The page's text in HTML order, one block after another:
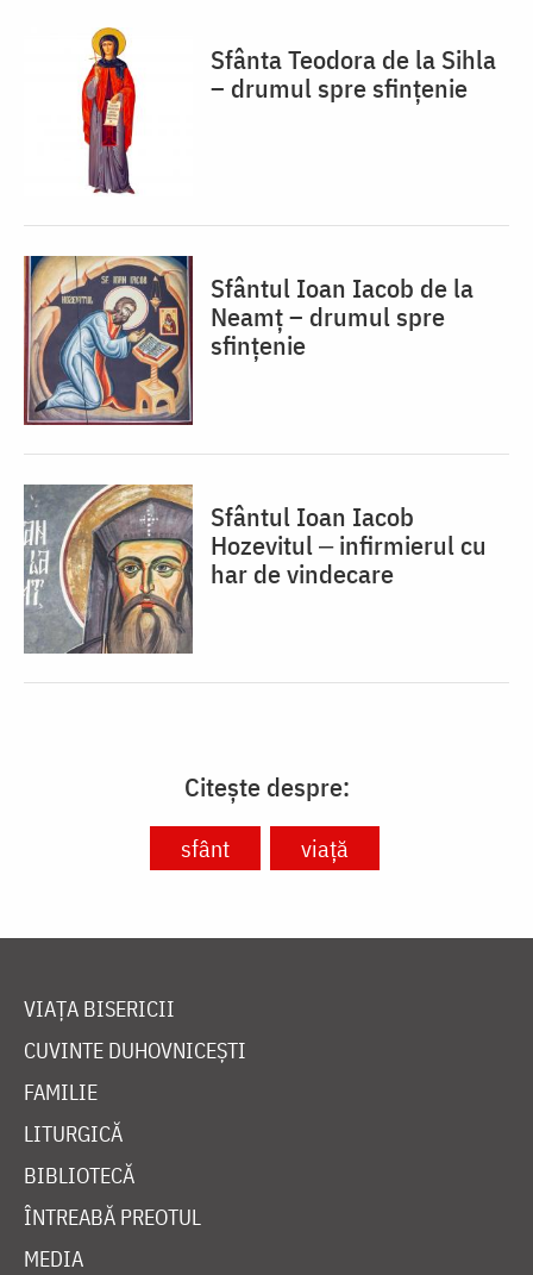
Sfânta Teodora de la Sihla
– drumul spre sfințenie
Sfântul Ioan Iacob de la
Neamț – drumul spre
sfințenie
Sfântul Ioan Iacob
Hozevitul ‒ infirmierul cu
har de vindecare
Citește despre:
sfânt viață
VIAȚA BISERICII
CUVINTE DUHOVNICEȘTI
FAMILIE
LITURGICĂ
BIBLIOTECĂ
ÎNTREABĂ PREOTUL
MEDIA